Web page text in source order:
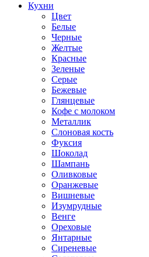
Кухни
Цвет
Белые
Черные
Желтые
Красные
Зеленые
Серые
Бежевые
Глянцевые
Кофе с молоком
Металлик
Слоновая кость
Фуксия
Шоколад
Шампань
Оливковые
Оранжевые
Вишневые
Изумрудные
Венге
Ореховые
Янтарные
Сиреневые